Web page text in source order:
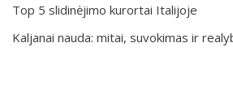
Top 5 slidinėjimo kurortai Italijoje
Kaljanai nauda: mitai, suvokimas ir